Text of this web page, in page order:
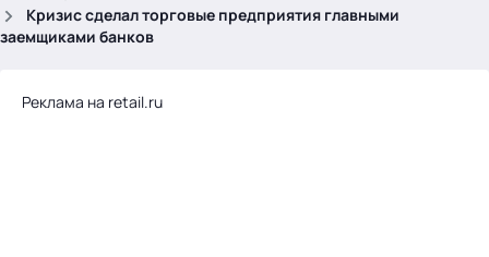
Кризис сделал торговые предприятия главными
заемщиками банков
Реклама на retail.ru